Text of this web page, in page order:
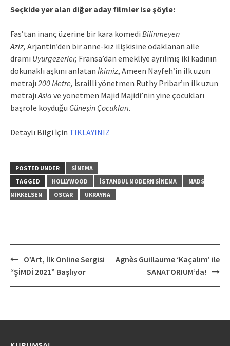
Seçkide yer alan diğer aday filmler ise şöyle:
Fas’tan inanç üzerine bir kara komedi Bilinmeyen
Aziz, Arjantin’den bir anne-kız ilişkisine odaklanan aile
dramı Uyurgezerler, Fransa’dan emekliye ayrılmış iki kadının
dokunaklı aşkını anlatan İkimiz, Ameen Nayfeh’in ilk uzun
metrajı 200 Metre, İsrailli yönetmen Ruthy Pribar’ın ilk uzun
metrajıAsia ve yönetmen Majid Majidi’nin yine çocukları
başrole koyduğu Güneşin Çocukları.
Detaylı Bilgi İçin TIKLAYINIZ
POSTED UNDER
SINEMA
TAGGED
HOLLYWOOD İSTANBUL MODERN SINEMA
MADS
MIKKELSEN
OSCAR UKRAYNA
Post
navigation
O’Art, İlk Online Sergisi
“ŞİMDİ 2021” Başlıyor
Agnès Guillaume ‘Kaçalım’ ile
SANATORIUM’da!